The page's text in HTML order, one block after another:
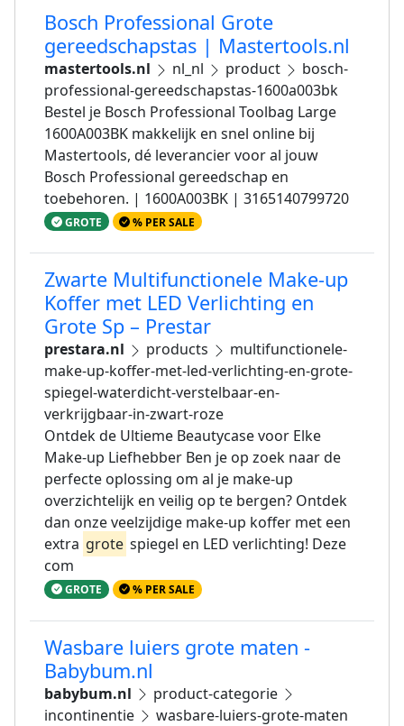
Bosch Professional Grote
gereedschapstas | Mastertools.nl
mastertools.nl nl_nl product
bosch-
professional-gereedschapstas-1600a003bk
Bestel je Bosch Professional Toolbag Large
1600A003BK makkelijk en snel online bij
Mastertools, dé leverancier voor al jouw
Bosch Professional gereedschap en
toebehoren. | 1600A003BK | 3165140799720
GROTE % PER SALE
Zwarte Multifunctionele Make-up
Koffer met LED Verlichting en
Grote Sp – Prestar
prestara.nl products
multifunctionele-
make-up-koffer-met-led-verlichting-en-grote-
spiegel-waterdicht-verstelbaar-en-
verkrijgbaar-in-zwart-roze
Ontdek de Ultieme Beautycase voor Elke
Make-up Liefhebber Ben je op zoek naar de
perfecte oplossing om al je make-up
overzichtelijk en veilig op te bergen? Ontdek
dan onze veelzijdige make-up koffer met een
extra grote spiegel en LED verlichting! Deze
com
GROTE % PER SALE
Wasbare luiers grote maten -
Babybum.nl
babybum.nl
product-categorie
incontinentie
wasbare-luiers-grote-maten